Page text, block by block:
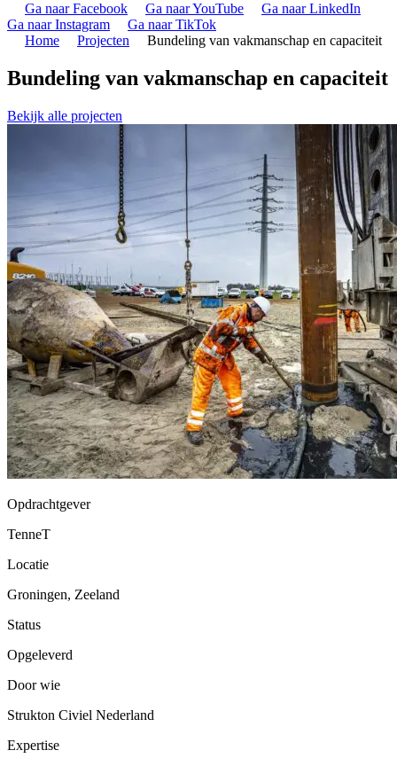
Ga naar Facebook
Ga naar YouTube
Ga naar LinkedIn
Ga naar Instagram
Ga naar TikTok
Home
Projecten Bundeling van vakmanschap en capaciteit
Bundeling van vakmanschap en capaciteit
Bekijk alle projecten
Opdrachtgever
TenneT
Locatie
Groningen, Zeeland
Status
Opgeleverd
Door wie
Strukton Civiel Nederland
Expertise